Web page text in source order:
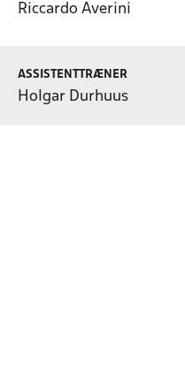
Riccardo Averini
ASSISTENTTRÆNER
Holgar Durhuus